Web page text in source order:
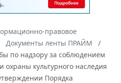
правовое
Документы ленты ПРАЙМ
по надзору за соблюдением
охраны культурного наследия
Порядка